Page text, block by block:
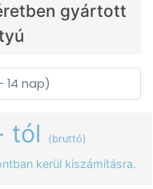
gyártott
14 nap)
tól (bruttó)
kerül kiszámításra.